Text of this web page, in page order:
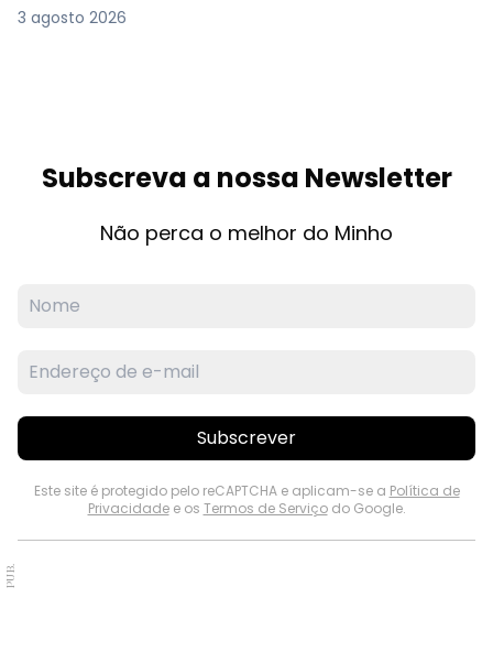
3 agosto 2026
Subscreva a nossa Newsletter
Não perca o melhor do Minho
Subscrever
Este site é protegido pelo reCAPTCHA e aplicam-se a Política de
Privacidadee os Termos de Serviçodo Google.
PUB.